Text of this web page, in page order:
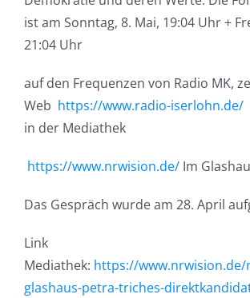
ist am Sonntag, 8. Mai, 19:04 Uhr +
21:04 Uhr
auf den Frequenzen von Radio MK,
Web https://www.radio-iserlohn.de/
in der Mediathek
https://www.nrwision.de/ Im
Das Gespräch wurde am 28. April
Link
Mediathek: https://
glashaus-petra-triches-